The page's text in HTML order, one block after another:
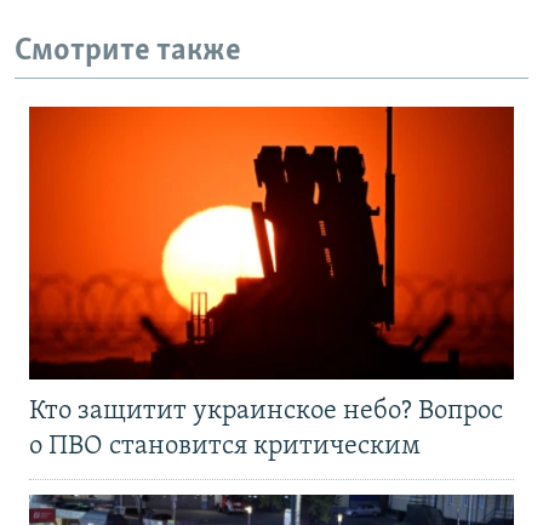
Смотрите также
Кто защитит украинское небо? Вопрос
о ПВО становится критическим